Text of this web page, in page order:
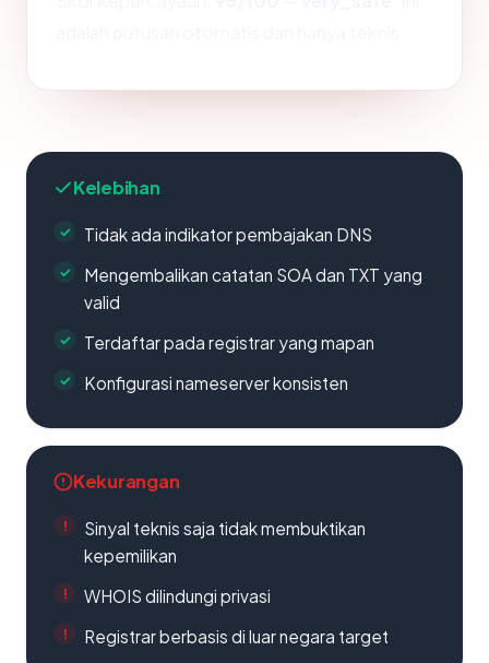
Kelebihan
Tidak ada indikator pembajakan DNS
Mengembalikan catatan SOA dan TXT yang
valid
Terdaftar pada registrar yang mapan
Konfigurasi nameserver konsisten
Kekurangan
Sinyal teknis saja tidak membuktikan
kepemilikan
WHOIS dilindungi privasi
Registrar berbasis di luar negara target